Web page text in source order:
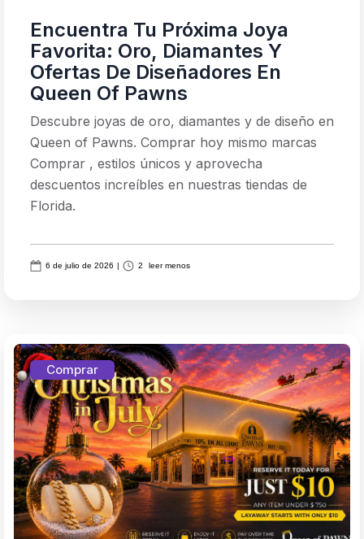
Encuentra Tu Próxima Joya
Favorita: Oro, Diamantes Y
Ofertas De Diseñadores En
Queen Of Pawns
Descubre joyas de oro, diamantes y de diseño en
Queen of Pawns. Comprar hoy mismo marcas
Comprar , estilos únicos y aprovecha
descuentos increíbles en nuestras tiendas de
Florida.
6 de julio de 2026 | 2 leer menos
Comprar